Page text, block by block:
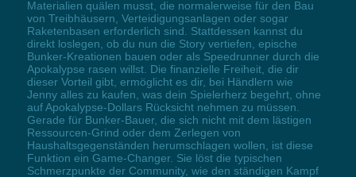
Materialien quälen musst, die normalerweise für den Bau
von Treibhäusern, Verteidigungsanlagen oder sogar
Raketenbasen erforderlich sind. Stattdessen kannst du
direkt loslegen, ob du nun die Story vertiefen, epische
Bunker-Kreationen bauen oder als Speedrunner durch die
Apokalypse rasen willst. Die finanzielle Freiheit, die dir
dieser Vorteil gibt, ermöglicht es dir, bei Händlern wie
Jenny alles zu kaufen, was dein Spielerherz begehrt, ohne
auf Apokalypse-Dollars Rücksicht nehmen zu müssen.
Gerade für Bunker-Bauer, die sich nicht mit dem lästigen
Ressourcen-Grind oder dem Zerlegen von
Haushaltsgegenständen herumschlagen wollen, ist diese
Funktion ein Game-Changer. Sie löst die typischen
Schmerzpunkte der Community, wie den ständigen Kampf